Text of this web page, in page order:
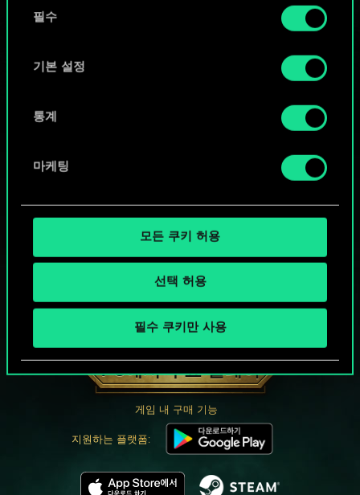
쿠키 사용에 관한 세부 사항이나 관련 설정은 아래의
필수
기본 설정
통계
마케팅
모든 쿠키 허용
선택 허용
필수 쿠키만 사용
궨트 한 판 어떠신가요?
PC에서 무료 플레이
게임 내 구매 기능
지원하는 플랫폼: